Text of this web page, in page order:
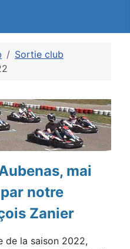
Sortie club
mai
notre
Zanier
de la saison 2022,